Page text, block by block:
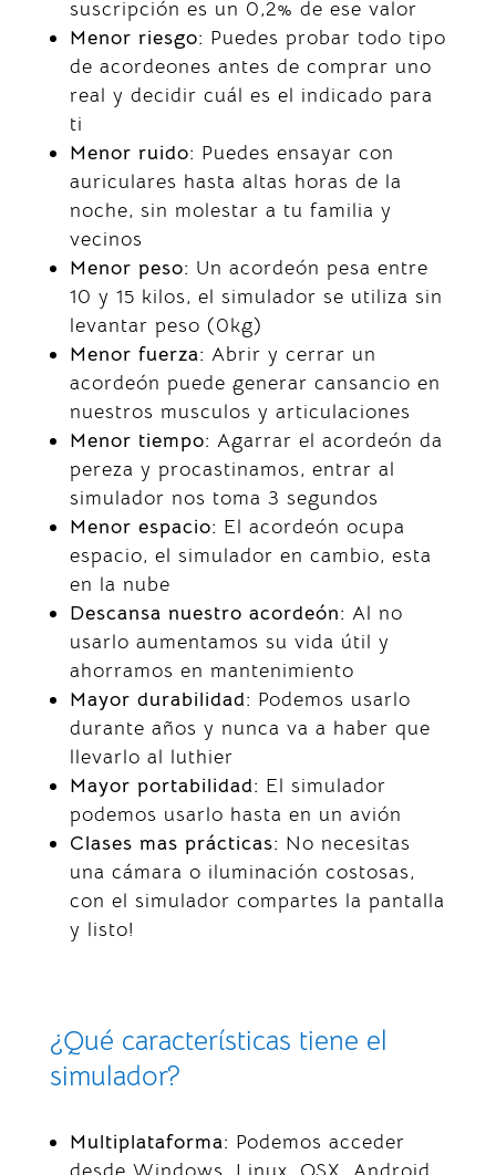
suscripción es un 0,2% de ese valor
Menor riesgo: Puedes probar todo tipo
de acordeones antes de comprar uno
real y decidir cuál es el indicado para
ti
Menor ruido: Puedes ensayar con
auriculares hasta altas horas de la
noche, sin molestar a tu familia y
vecinos
Menor peso: Un acordeón pesa entre
10 y 15 kilos, el simulador se utiliza sin
levantar peso (0kg)
Menor fuerza: Abrir y cerrar un
acordeón puede generar cansancio en
nuestros musculos y articulaciones
Menor tiempo: Agarrar el acordeón da
pereza y procastinamos, entrar al
simulador nos toma 3 segundos
Menor espacio: El acordeón ocupa
espacio, el simulador en cambio, esta
en la nube
Descansa nuestro acordeón: Al no
usarlo aumentamos su vida útil y
ahorramos en mantenimiento
Mayor durabilidad: Podemos usarlo
durante años y nunca va a haber que
llevarlo al luthier
Mayor portabilidad: El simulador
podemos usarlo hasta en un avión
Clases mas prácticas: No necesitas
una cámara o iluminación costosas,
con el simulador compartes la pantalla
y listo!
¿Qué características tiene el
simulador?
Multiplataforma: Podemos acceder